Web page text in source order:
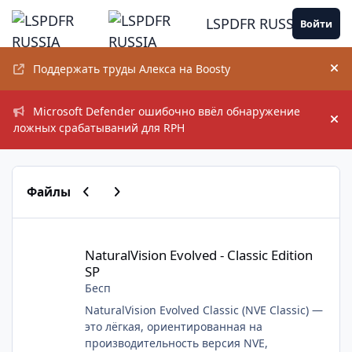
Перейти к содержанию
LSPDFR RUSSIAВойти
Поддержать труды Алекса на Boosty
Microsoft Defender ошибочно ввёл обнаружение
ложных срабатываний для RPH
Файлы Предыдущий слайд карусели
Следующий слайд карусели
NaturalVision Evolved - Classic Edition
SP
Бесп
NaturalVision Evolved Classic (NVE Classic) —
это лёгкая, ориентированная на
производительность версия NVE,